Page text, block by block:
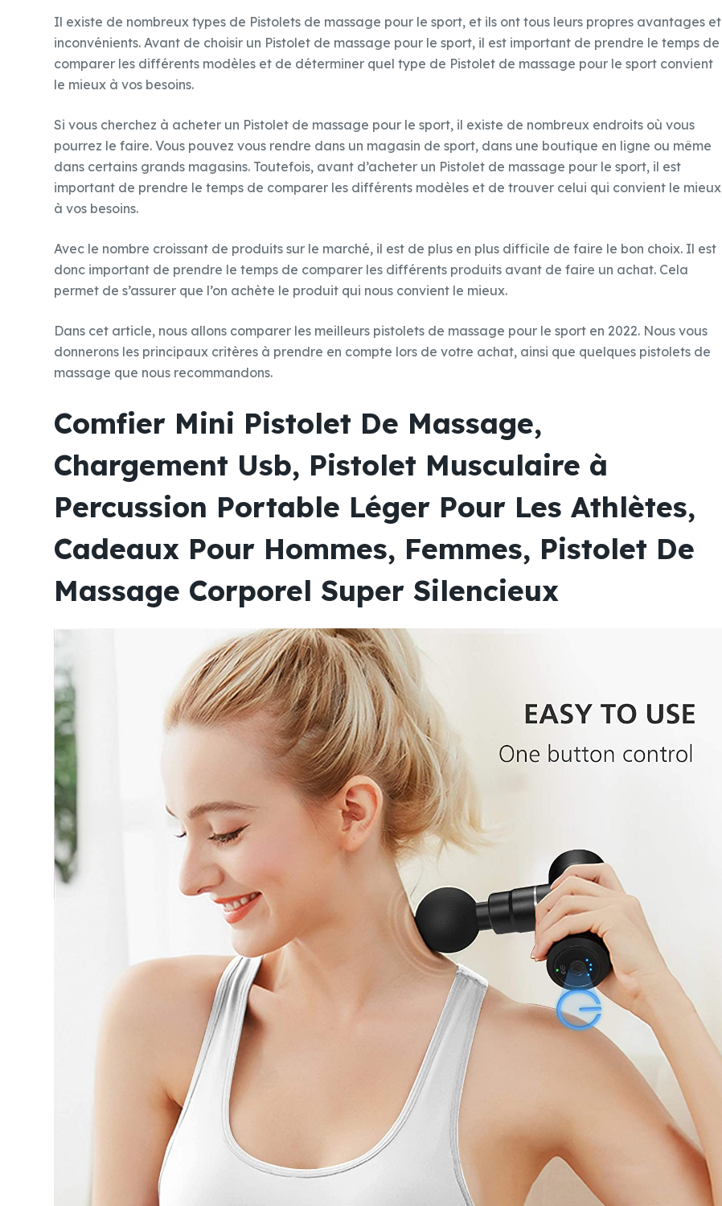
Il existe de nombreux types de Pistolets de massage pour le sport, et ils ont tous leurs propres avantages et
inconvénients. Avant de choisir un Pistolet de massage pour le sport, il est important de prendre le temps de
comparer les différents modèles et de déterminer quel type de Pistolet de massage pour le sport convient
le mieux à vos besoins.
Si vous cherchez à acheter un Pistolet de massage pour le sport, il existe de nombreux endroits où vous
pourrez le faire. Vous pouvez vous rendre dans un magasin de sport, dans une boutique en ligne ou même
dans certains grands magasins. Toutefois, avant d’acheter un Pistolet de massage pour le sport, il est
important de prendre le temps de comparer les différents modèles et de trouver celui qui convient le mieux
à vos besoins.
Avec le nombre croissant de produits sur le marché, il est de plus en plus difficile de faire le bon choix. Il est
donc important de prendre le temps de comparer les différents produits avant de faire un achat. Cela
permet de s’assurer que l’on achète le produit qui nous convient le mieux.
Dans cet article, nous allons comparer les meilleurs pistolets de massage pour le sport en 2022. Nous vous
donnerons les principaux critères à prendre en compte lors de votre achat, ainsi que quelques pistolets de
massage que nous recommandons.
Comfier Mini Pistolet De Massage,
Chargement Usb, Pistolet Musculaire à
Percussion Portable Léger Pour Les Athlètes,
Cadeaux Pour Hommes, Femmes, Pistolet De
Massage Corporel Super Silencieux